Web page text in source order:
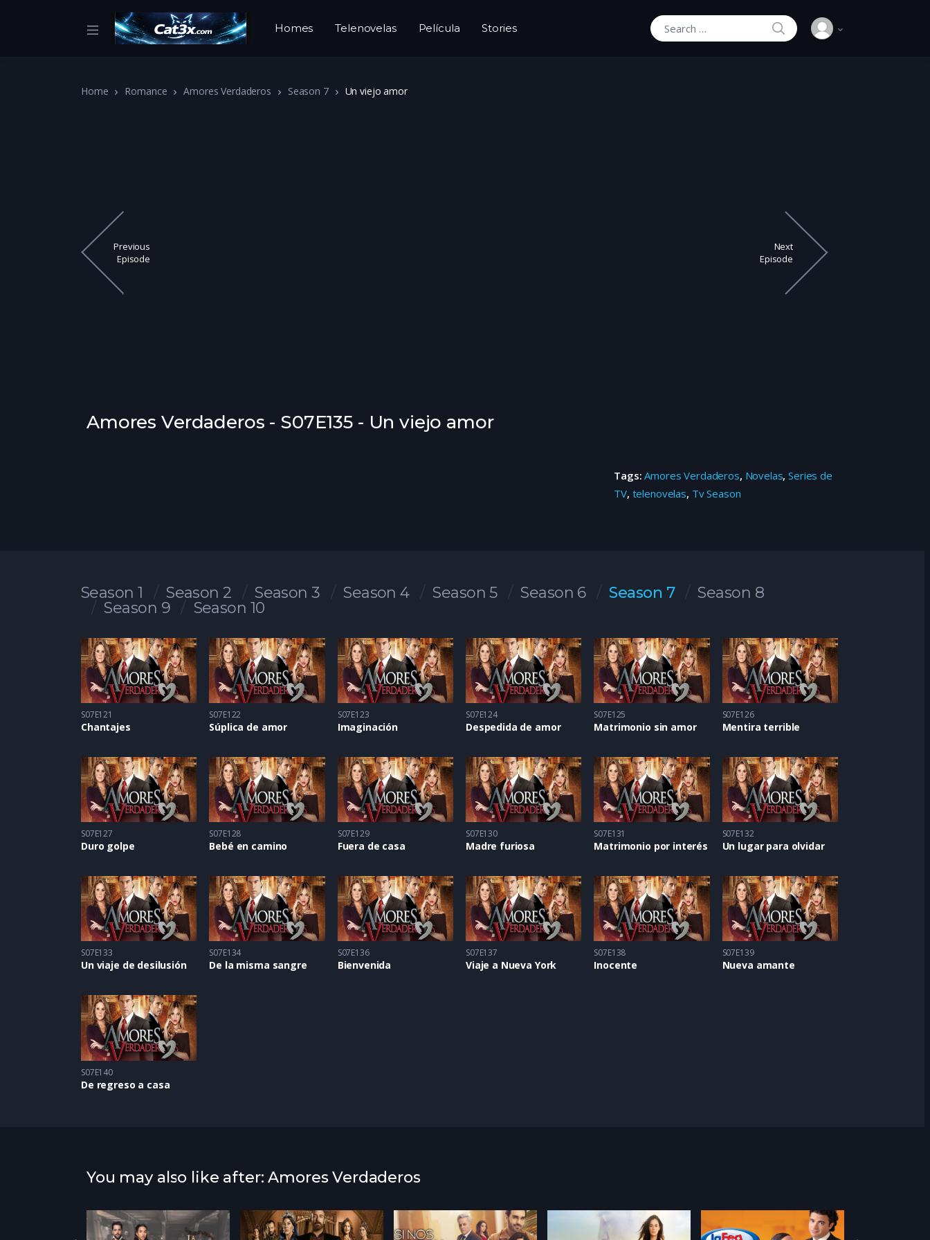
Homes Telenovelas Película Stories
Search for:
SEARCH
Home Romance Amores Verdaderos Season 7 Un viejo amor
Previous
Episode
Next
Episode
Amores Verdaderos - S07E135 - Un viejo amor
Tags:Amores Verdaderos, Novelas,Series de
TV, telenovelas, Tv Season
Season 1 Season 2 Season 3 Season 4 Season 5 Season 6 Season 7
Season 8
Season 9
Season 10
S07E121
Chantajes
S07E122
Súplica de amor
S07E123
Imaginación
S07E124
Despedida de amor
S07E125
Matrimonio sin amor
S07E126
Mentira terrible
S07E127
Duro golpe
S07E128
Bebé en camino
S07E129
Fuera de casa
S07E130
Madre furiosa
S07E131
Matrimonio por interés
S07E132
Un lugar para olvidar
S07E133
Un viaje de desilusión
S07E134
De la misma sangre
S07E136
Bienvenida
S07E137
Viaje a Nueva York
S07E138
Inocente
S07E139
Nueva amante
S07E140
De regreso a casa
You may also like after: Amores Verdaderos